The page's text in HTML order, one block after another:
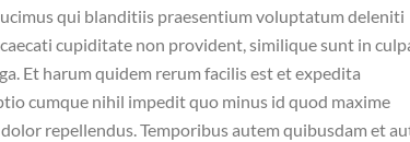
qui blanditiis praesentium voluptatum deleniti
cupiditate non provident, similique sunt in
Et harum quidem rerum facilis est et expedita
cumque nihil impedit quo minus id quod maxime
repellendus. Temporibus autem quibusdam et